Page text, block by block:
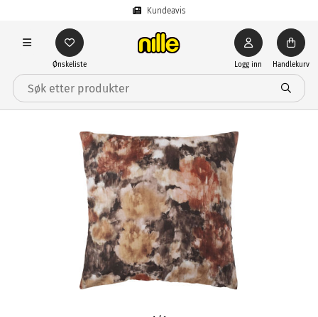
Kundeavis
Ønskeliste Logg inn Handlekurv